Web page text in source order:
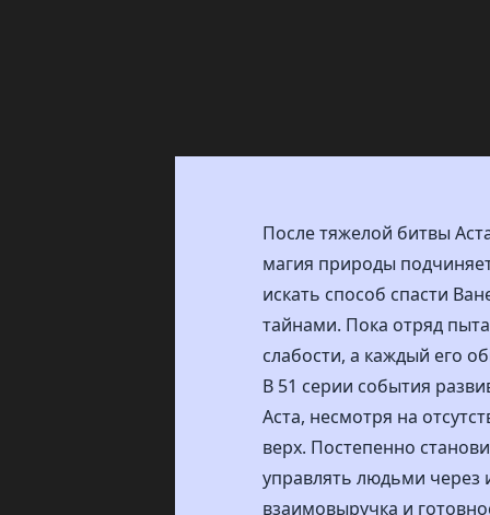
После тяжелой битвы
магия природы
искать способ спасти
тайнами. Пока отряд
слабости, а каждый его
В 51 серии события
Аста, несмотря на
верх. Постепенно
управлять людьми через
взаимовыручка и